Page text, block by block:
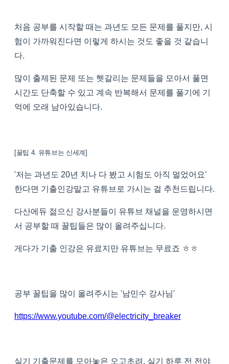
처음 공부를 시작할 때는 과년도 모든 문제를 풀지만, 시
험이 가까워진다면 이렇게 하시는 것도 좋을 것 같습니
다.
많이 출제된 문제 또는 헷갈리는 문제들을 모아서 풀면
시간도 단축할 수 있고 계속 반복해서 문제를 풀기에 기
억에 오래 남아있습니다.
[꿀팁 4. 유튜브는 신세계]
'저는 과년도 20년 치나 다 봤고 시험도 아직 멀었어요'
한다면 기출인강말고 유튜브로 가시는 걸 추천드립니다.
다산에듀 젊으신 강사분들이 유튜브 채널을 운영하시면
서 공부할 때 꿀팁들은 많이 올려주십니다.
게다가 기출 인강은 유료지만 유튜브는 무료죠 ㅎㅎ
공부 꿀팁을 많이 올려주시는 '남민수 강사님'
https://www.youtube.com/@electricity_breaker
실기 기출문제를 모아놓은 오고초려, 실기 하루 전 전야